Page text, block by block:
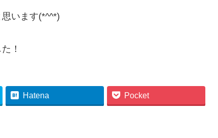
います(*^^*)
！
Hatena Pocket